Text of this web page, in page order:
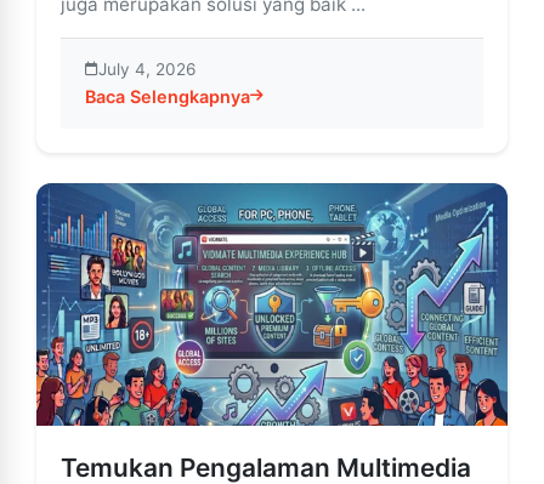
July 4, 2026
Baca Selengkapnya
about Vidmate di iOS: Panduan Penting untuk
Temukan Pengalaman Multimedia